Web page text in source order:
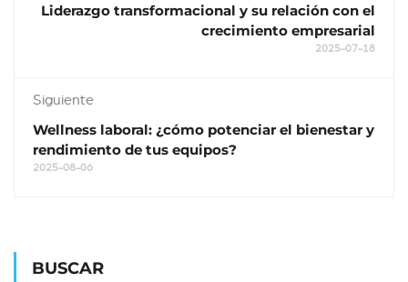
Liderazgo transformacional y su relación con el
crecimiento empresarial
2025-07-18
Siguiente
Wellness laboral: ¿cómo potenciar el bienestar y
rendimiento de tus equipos?
2025-08-06
BUSCAR